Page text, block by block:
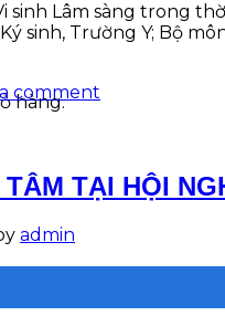
hàng.
sinh Lâm sàng trong
sinh, Trường Y; Bộ
comment
TẠI HỘI
admin